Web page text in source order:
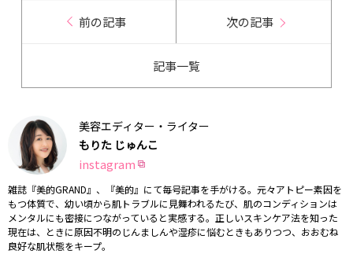
前の記事 次の記事
記事一覧
美容エディター・ライター
もりた じゅんこ
instagram
雑誌『美的GRAND』、『美的』にて毎号記事を手がける。元々アトピー素因を
もつ体質で、幼い頃から肌トラブルに見舞われるたび、肌のコンディションは
メンタルにも密接につながっていると実感する。正しいスキンケア法を知った
現在は、ときに原因不明のじんましんや湿疹に悩むときもありつつ、おおむね
良好な肌状態をキープ。